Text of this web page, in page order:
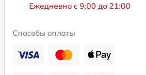
Ежедневно с 9:00 до 21:00
Способы оплаты